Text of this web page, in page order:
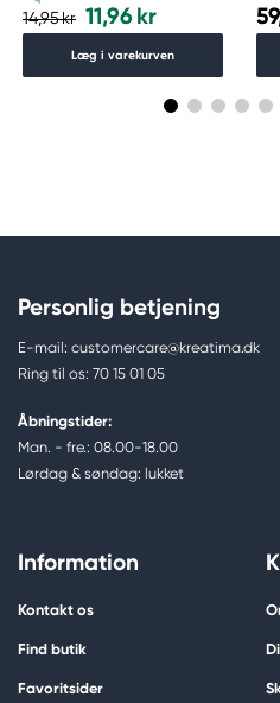
14,95 kr 11,96 kr
Læg i varekurven
Personlig betjening
E-mail: customercare@kreatima.dk
Ring til os: 70 15 01 05
Åbningstider:
Man. - fre.: 08.00-18.00
Lørdag & søndag: lukket
Information
Kontakt os
Find butik
Favoritsider